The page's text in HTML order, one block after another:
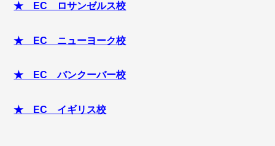
★ EC ロサンゼルス校
★ EC ニューヨーク校
★ EC バンクーバー校
★ EC イギリス校